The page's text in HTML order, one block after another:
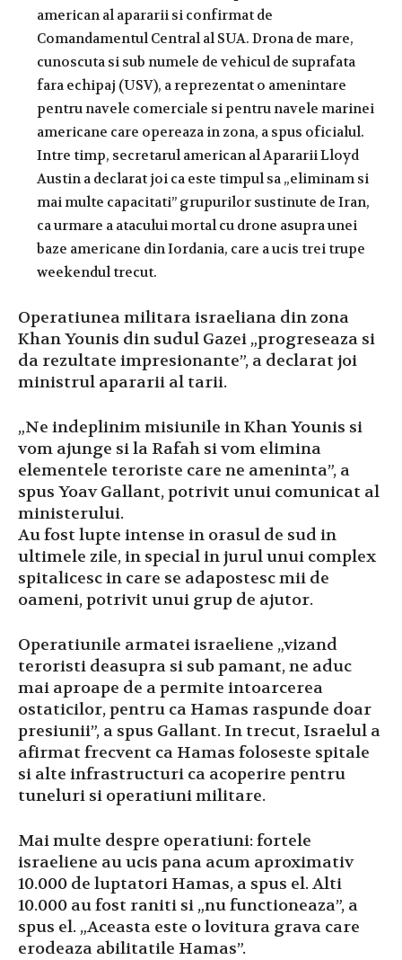
american al apararii si confirmat de
Comandamentul Central al SUA. Drona de mare,
cunoscuta si sub numele de vehicul de suprafata
fara echipaj (USV), a reprezentat o amenintare
pentru navele comerciale si pentru navele marinei
americane care opereaza in zona, a spus oficialul.
Intre timp, secretarul american al Apararii Lloyd
Austin a declarat joi ca este timpul sa „eliminam si
mai multe capacitati” grupurilor sustinute de Iran,
ca urmare a atacului mortal cu drone asupra unei
baze americane din Iordania, care a ucis trei trupe
weekendul trecut.
Operatiunea militara israeliana din zona
Khan Younis din sudul Gazei „progreseaza si
da rezultate impresionante”, a declarat joi
ministrul apararii al tarii.
„Ne indeplinim misiunile in Khan Younis si
vom ajunge si la Rafah si vom elimina
elementele teroriste care ne ameninta”, a
spus Yoav Gallant, potrivit unui comunicat al
ministerului.
Au fost lupte intense in orasul de sud in
ultimele zile, in special in jurul unui complex
spitalicesc in care se adapostesc mii de
oameni, potrivit unui grup de ajutor.
Operatiunile armatei israeliene „vizand
teroristi deasupra si sub pamant, ne aduc
mai aproape de a permite intoarcerea
ostaticilor, pentru ca Hamas raspunde doar
presiunii”, a spus Gallant. In trecut, Israelul a
afirmat frecvent ca Hamas foloseste spitale
si alte infrastructuri ca acoperire pentru
tuneluri si operatiuni militare.
Mai multe despre operatiuni: fortele
israeliene au ucis pana acum aproximativ
10.000 de luptatori Hamas, a spus el. Alti
10.000 au fost raniti si „nu functioneaza”, a
spus el. „Aceasta este o lovitura grava care
erodeaza abilitatile Hamas”.